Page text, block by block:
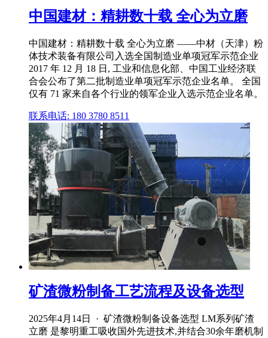
中国建材：精耕数十载 全心为立磨
中国建材：精耕数十载 全心为立磨 ——中材（天津）粉
体技术装备有限公司入选全国制造业单项冠军示范企业
2017 年 12 月 18 日, 工业和信息化部、中国工业经济联
合会公布了第二批制造业单项冠军示范企业名单。 全国
仅有 71 家来自各个行业的领军企业入选示范企业名单。
联系电话: 180 3780 8511
矿渣微粉制备工艺流程及设备选型
2025年4月14日 · 矿渣微粉制备设备选型 LM系列矿渣
立磨 是黎明重工吸收国外先进技术,并结合30余年磨机制